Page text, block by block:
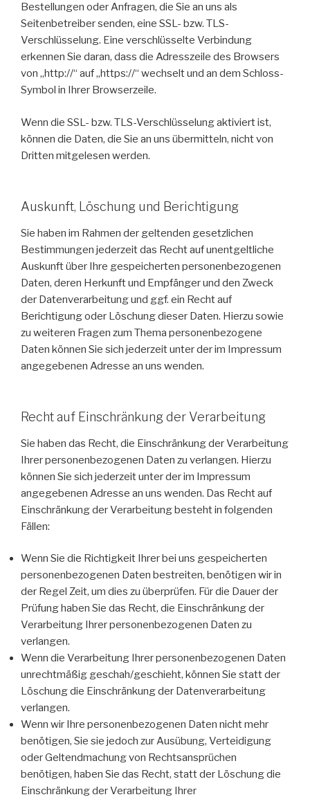
Bestellungen oder Anfragen, die Sie an uns als
Seitenbetreiber senden, eine SSL- bzw. TLS-
Verschlüsselung. Eine verschlüsselte Verbindung
erkennen Sie daran, dass die Adresszeile des Browsers
von „http://“ auf „https://“ wechselt und an dem Schloss-
Symbol in Ihrer Browserzeile.
Wenn die SSL- bzw. TLS-Verschlüsselung aktiviert ist,
können die Daten, die Sie an uns übermitteln, nicht von
Dritten mitgelesen werden.
Auskunft, Löschung und Berichtigung
Sie haben im Rahmen der geltenden gesetzlichen
Bestimmungen jederzeit das Recht auf unentgeltliche
Auskunft über Ihre gespeicherten personenbezogenen
Daten, deren Herkunft und Empfänger und den Zweck
der Datenverarbeitung und ggf. ein Recht auf
Berichtigung oder Löschung dieser Daten. Hierzu sowie
zu weiteren Fragen zum Thema personenbezogene
Daten können Sie sich jederzeit unter der im Impressum
angegebenen Adresse an uns wenden.
Recht auf Einschränkung der Verarbeitung
Sie haben das Recht, die Einschränkung der Verarbeitung
Ihrer personenbezogenen Daten zu verlangen. Hierzu
können Sie sich jederzeit unter der im Impressum
angegebenen Adresse an uns wenden. Das Recht auf
Einschränkung der Verarbeitung besteht in folgenden
Fällen:
Wenn Sie die Richtigkeit Ihrer bei uns gespeicherten
personenbezogenen Daten bestreiten, benötigen wir in
der Regel Zeit, um dies zu überprüfen. Für die Dauer der
Prüfung haben Sie das Recht, die Einschränkung der
Verarbeitung Ihrer personenbezogenen Daten zu
verlangen.
Wenn die Verarbeitung Ihrer personenbezogenen Daten
unrechtmäßig geschah/geschieht, können Sie statt der
Löschung die Einschränkung der Datenverarbeitung
verlangen.
Wenn wir Ihre personenbezogenen Daten nicht mehr
benötigen, Sie sie jedoch zur Ausübung, Verteidigung
oder Geltendmachung von Rechtsansprüchen
benötigen, haben Sie das Recht, statt der Löschung die
Einschränkung der Verarbeitung Ihrer